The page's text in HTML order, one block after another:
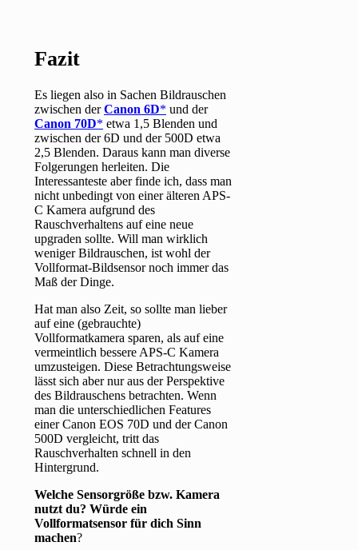
Fazit
Es liegen also in Sachen Bildrauschen
zwischen derCanon 6D
und der
Canon 70D
etwa 1,5 Blenden und
zwischen der 6D und der 500D etwa
2,5 Blenden. Daraus kann man diverse
Folgerungen herleiten. Die
Interessanteste aber finde ich, dass man
nicht unbedingt von einer älteren APS-
C Kamera aufgrund des
Rauschverhaltens auf eine neue
upgraden sollte. Will man wirklich
weniger Bildrauschen, ist wohl der
Vollformat-Bildsensor noch immer das
Maß der Dinge.
Hat man also Zeit, so sollte man lieber
auf eine (gebrauchte)
Vollformatkamera sparen, als auf eine
vermeintlich bessere APS-C Kamera
umzusteigen. Diese Betrachtungsweise
lässt sich aber nur aus der Perspektive
des Bildrauschens betrachten. Wenn
man die unterschiedlichen Features
einer Canon EOS 70D und der Canon
500D vergleicht, tritt das
Rauschverhalten schnell in den
Hintergrund.
Welche Sensorgröße bzw. Kamera
nutzt du? Würde ein
Vollformatsensor für dich Sinn
machen?